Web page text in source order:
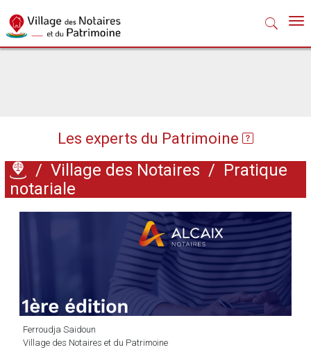
Les experts du Patrimoine
/ Village des Notaires / Pratique
notariale
Ferroudja Saidoun
Village des Notaires et du Patrimoine